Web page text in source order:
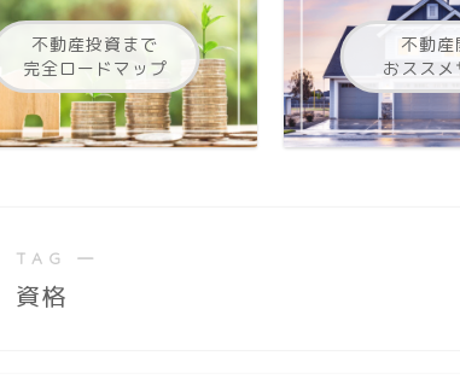
不動産投資まで
完全ロードマップ
不動産
おススメ
TAG ―
資格